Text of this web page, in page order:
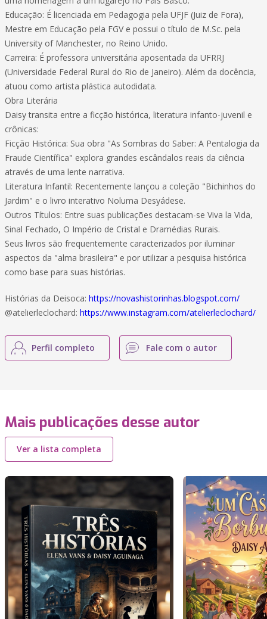
Educação: É licenciada em Pedagogia pela UFJF (Juiz de Fora),
Mestre em Educação pela FGV e possui o título de M.Sc. pela
University of Manchester, no Reino Unido.
Carreira: É professora universitária aposentada da UFRRJ
(Universidade Federal Rural do Rio de Janeiro). Além da docência,
atuou como artista plástica autodidata.
Obra Literária
Daisy transita entre a ficção histórica, literatura infanto-juvenil e
crônicas:
Ficção Histórica: Sua obra "As Sombras do Saber: A Pentalogia da
Fraude Científica" explora grandes escândalos reais da ciência
através de uma lente narrativa.
Literatura Infantil: Recentemente lançou a coleção "Bichinhos do
Jardim" e o livro interativo Noluma Desyádese.
Outros Títulos: Entre suas publicações destacam-se Viva la Vida,
Sinal Fechado, O Império de Cristal e Dramédias Rurais.
Seus livros são frequentemente caracterizados por iluminar
aspectos da "alma brasileira" e por utilizar a pesquisa histórica
como base para suas histórias.
Histórias da Deisoca: https://novashistorinhas.blogspot.com/
@atelierleclochard: https://www.instagram.com/atelierleclochard/
Perfil completo Fale com o autor
Mais publicações desse autor
Ver a lista completa